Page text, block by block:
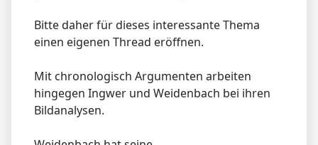
Bitte daher für dieses interessante Thema
einen eigenen Thread eröffnen.
Mit chronologisch Argumenten arbeiten
hingegen Ingwer und Weidenbach bei ihren
Bildanalysen.